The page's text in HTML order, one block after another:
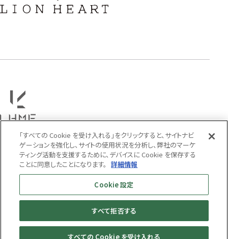
MENSWOMENS
フラワー
「すべての Cookie を受け入れる」をクリックすると、サイトナビ
ゲーションを強化し、サイトの使用状況を分析し、弊社のマーケ
ティング活動を支援するために、デバイスに Cookie を保存する
ことに同意したことになります。
詳細情報
Cookie 設定
すべて拒否する
すべての Cookie を受け入れる